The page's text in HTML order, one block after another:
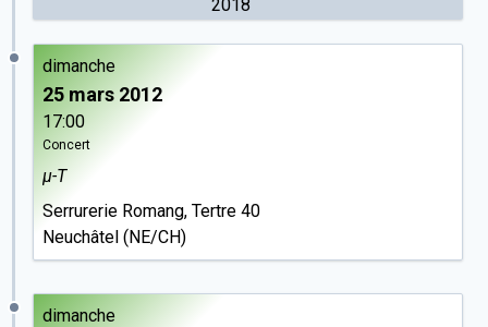
2018
dimanche
25 mars 2012
17:00
Concert
µ-T
Serrurerie Romang, Tertre 40
Neuchâtel (NE/CH)
dimanche